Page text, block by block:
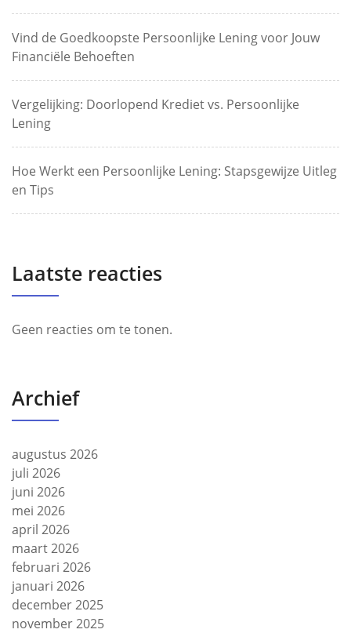
Vind de Goedkoopste Persoonlijke Lening voor Jouw
Financiële Behoeften
Vergelijking: Doorlopend Krediet vs. Persoonlijke
Lening
Hoe Werkt een Persoonlijke Lening: Stapsgewijze Uitleg
en Tips
Laatste reacties
Geen reacties om te tonen.
Archief
augustus 2026
juli 2026
juni 2026
mei 2026
april 2026
maart 2026
februari 2026
januari 2026
december 2025
november 2025